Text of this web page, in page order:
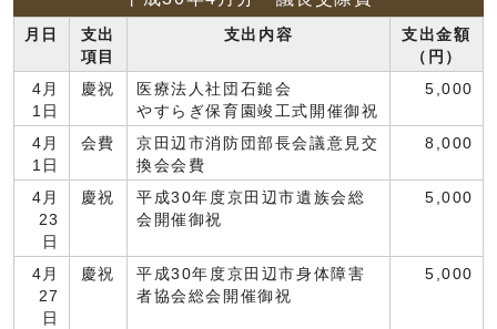
月日
支出
項目
支出内容
支出金額
（円）
4月
1日
慶祝
医療法人社団石鎚会
やすらぎ保育園竣工式開催御祝
5,000
4月
1日
会費
京田辺市消防団部長会議意見交
換会会費
8,000
4月
23
日
慶祝
平成30年度京田辺市遺族会総
会開催御祝
5,000
4月
27
日
慶祝
平成30年度京田辺市身体障害
者協会総会開催御祝
5,000